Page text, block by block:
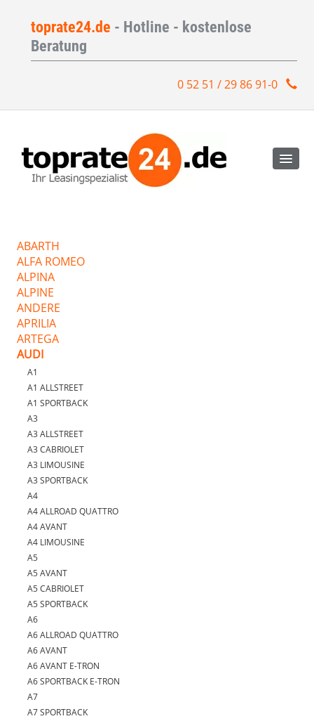
toprate24.de - Hotline - kostenlose
Beratung
0 52 51 / 29 86 91-0
ABARTH
ALFA ROMEO
ALPINA
ALPINE
ANDERE
APRILIA
ARTEGA
AUDI
A1
A1 ALLSTREET
A1 SPORTBACK
A3
A3 ALLSTREET
A3 CABRIOLET
A3 LIMOUSINE
A3 SPORTBACK
A4
A4 ALLROAD QUATTRO
A4 AVANT
A4 LIMOUSINE
A5
A5 AVANT
A5 CABRIOLET
A5 SPORTBACK
A6
A6 ALLROAD QUATTRO
A6 AVANT
A6 AVANT E-TRON
A6 SPORTBACK E-TRON
A7
A7 SPORTBACK